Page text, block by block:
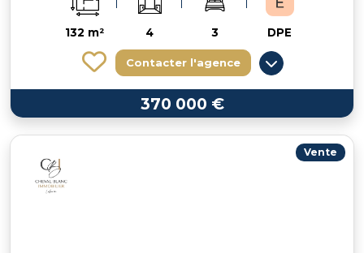
132 m² 4 3 DPE
Contacter l'agence
370 000 €
Vente